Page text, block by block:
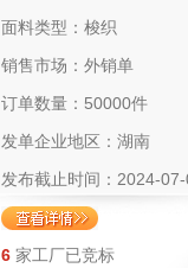
面料类型：梭织
销售市场：外销单
订单数量：50000件
发单企业地区：湖南
发布截止时间：2024-
6 家工厂已竞标